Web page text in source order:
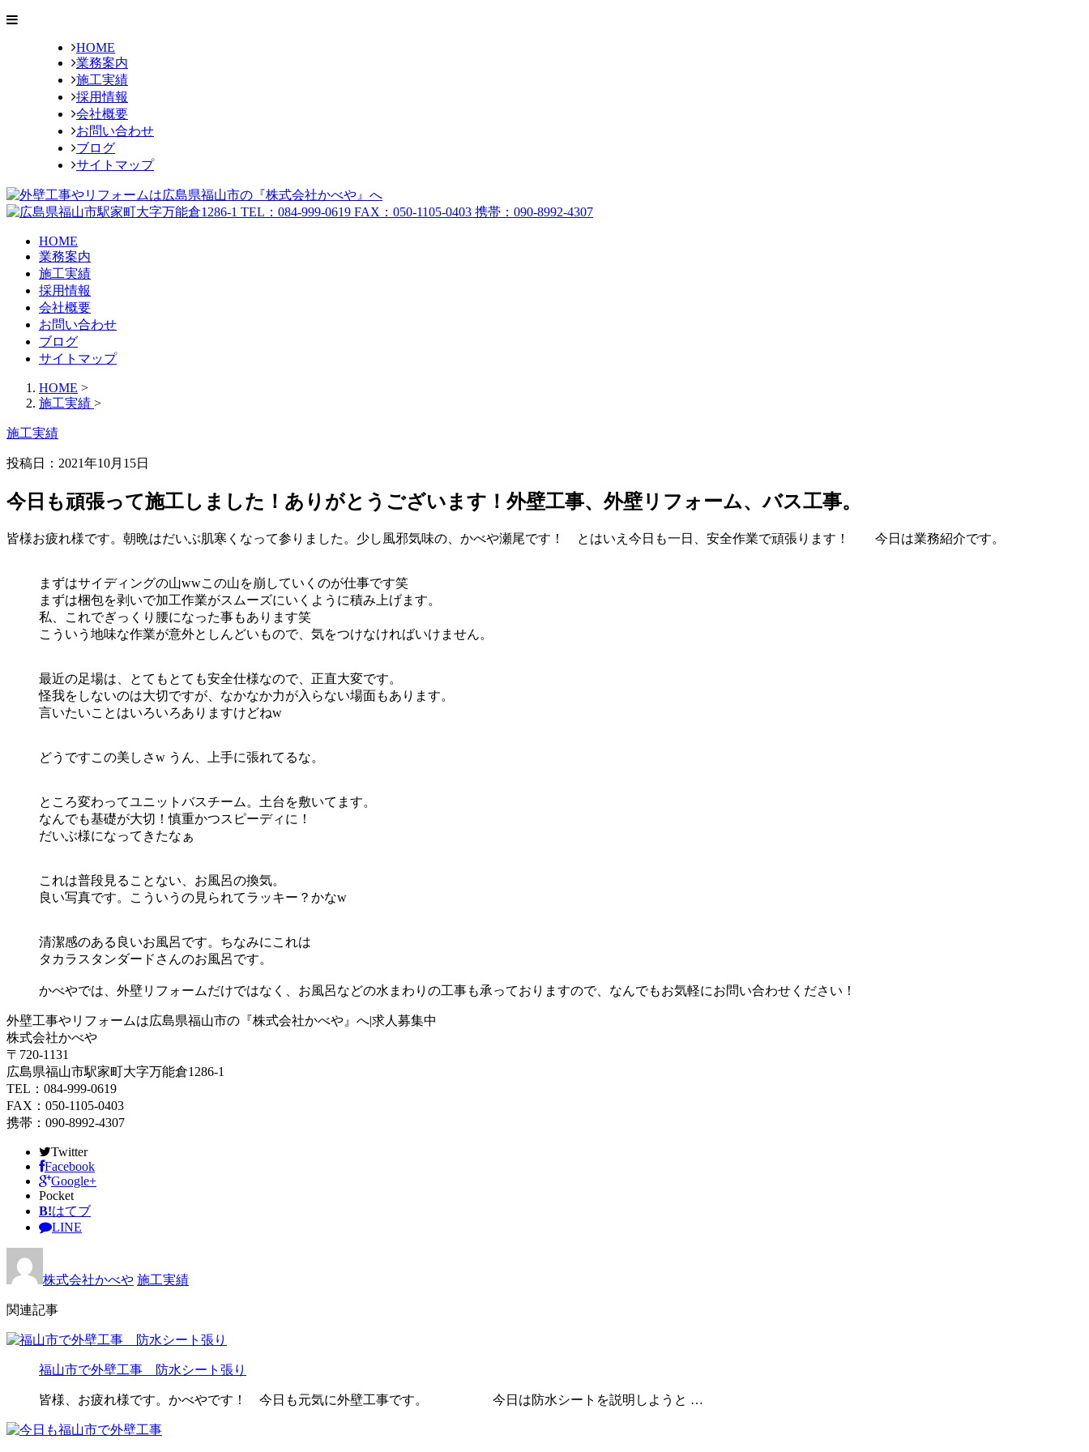
HOME
業務案内
施工実績
採用情報
会社概要
お問い合わせ
ブログ
サイトマップ
HOME
業務案内
施工実績
採用情報
会社概要
お問い合わせ
ブログ
サイトマップ
HOME >
施工実績 >
施工実績
投稿日：2021年10月15日
今日も頑張って施工しました！ありがとうございます！外壁工事、外壁リフォーム、バス工事。
皆様お疲れ様です。朝晩はだいぶ肌寒くなって参りました。少し風邪気味の、かべや瀬尾です！ とはいえ今日も一日、安全作業で頑張ります！ 今日は業務紹介です。
まずはサイディングの山wwこの山を崩していくのが仕事です笑
まずは梱包を剥いで加工作業がスムーズにいくように積み上げます。
私、これでぎっくり腰になった事もあります笑
こういう地味な作業が意外としんどいもので、気をつけなければいけません。
最近の足場は、とてもとても安全仕様なので、正直大変です。
怪我をしないのは大切ですが、なかなか力が入らない場面もあります。
言いたいことはいろいろありますけどねw
どうですこの美しさw うん、上手に張れてるな。
ところ変わってユニットバスチーム。土台を敷いてます。
なんでも基礎が大切！慎重かつスピーディに！
だいぶ様になってきたなぁ
これは普段見ることない、お風呂の換気。
良い写真です。こういうの見られてラッキー？かなw
清潔感のある良いお風呂です。ちなみにこれは
タカラスタンダードさんのお風呂です。
かべやでは、外壁リフォームだけではなく、お風呂などの水まわりの工事も承っておりますので、なんでもお気軽にお問い合わせください！
外壁工事やリフォームは広島県福山市の『株式会社かべや』へ|求人募集中
株式会社かべや
〒720-1131
広島県福山市駅家町大字万能倉1286-1
TEL：084-999-0619
FAX：050-1105-0403
携帯：090-8992-4307
Twitter
Facebook
Google+
Pocket
B!はてブ
LINE
株式会社かべや 施工実績
関連記事
福山市で外壁工事 防水シート張り
皆様、お疲れ様です。かべやです！ 今日も元気に外壁工事です。 今日は防水シートを説明しようと …